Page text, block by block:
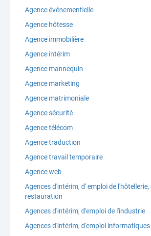
Agence événementielle
Agence hôtesse
Agence immobilière
Agence intérim
Agence mannequin
Agence marketing
Agence matrimoniale
Agence sécurité
Agence télécom
Agence traduction
Agence travail temporaire
Agence web
Agences d'intérim, d' emploi de l'hôtellerie,
restauration
Agences d'intérim, d'emploi de l'industrie
Agences d'intérim, d'emploi informatiques